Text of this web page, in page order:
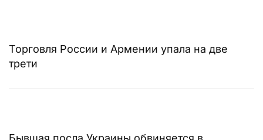
Торговля России и Армении упала на две
трети